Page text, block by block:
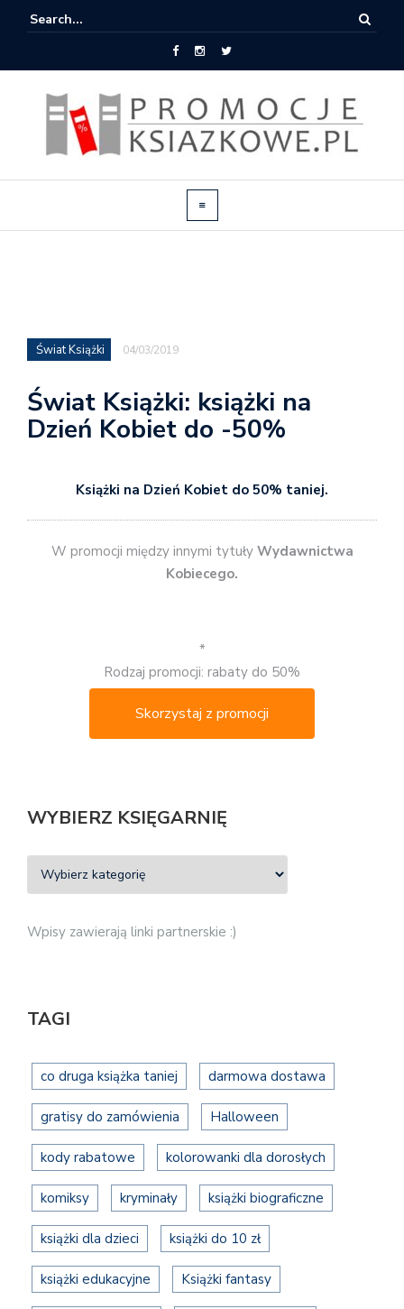
Świat Książki 04/03/2019
Świat Książki: książki na
Dzień Kobiet do -50%
Książki na Dzień Kobiet do 50% taniej.
W promocji między innymi tytuły Wydawnictwa
Kobiecego.
*
Rodzaj promocji: rabaty do 50%
Skorzystaj z promocji
WYBIERZ KSIĘGARNIĘ
Wpisy zawierają linki partnerskie :)
TAGI
co druga książka taniej darmowa dostawa
gratisy do zamówienia Halloween
kody rabatowe kolorowanki dla dorosłych
komiksy kryminały książki biograficzne
książki dla dzieci książki do 10 zł
książki edukacyjne Książki fantasy